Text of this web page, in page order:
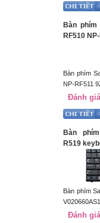
Bàn phím
RF510
Bàn phím
NP-RF511
Đánh giá
Bàn
R519
Bàn phím
Đánh giá